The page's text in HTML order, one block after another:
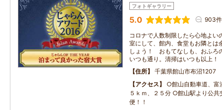
フォトギャラリー
5.0 903件
コロナで人数制限したら心地よい
室にして、館内、食堂もお隣とは
しょう！ おもてなしも、おふろ
いつも通り。清掃はいつも以上！
住所
千葉県館山市布沼1207
アクセス
○館山自動車道、富
５ｋｍ、２５分 ○館山駅より公共
便！！